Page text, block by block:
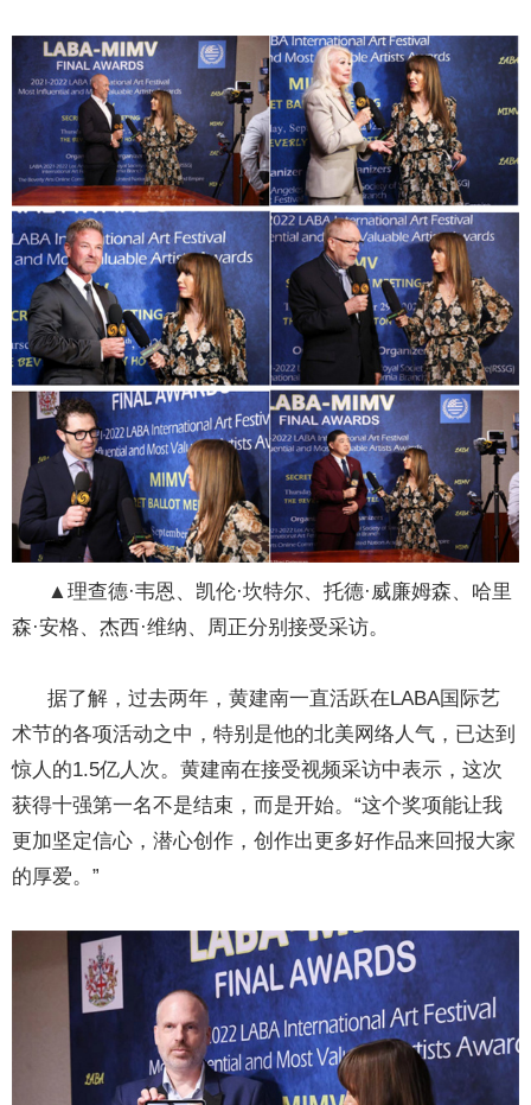
▲理查德·韦恩、凯伦·坎特尔、托德·威廉姆森、哈里
森·安格、杰西·维纳、周正分别接受采访。
据了解，过去两年，黄建南一直活跃在LABA国际艺
术节的各项活动之中，特别是他的北美网络人气，已达到
惊人的1.5亿人次。黄建南在接受视频采访中表示，这次
获得十强第一名不是结束，而是开始。“这个奖项能让我
更加坚定信心，潜心创作，创作出更多好作品来回报大家
的厚爱。”